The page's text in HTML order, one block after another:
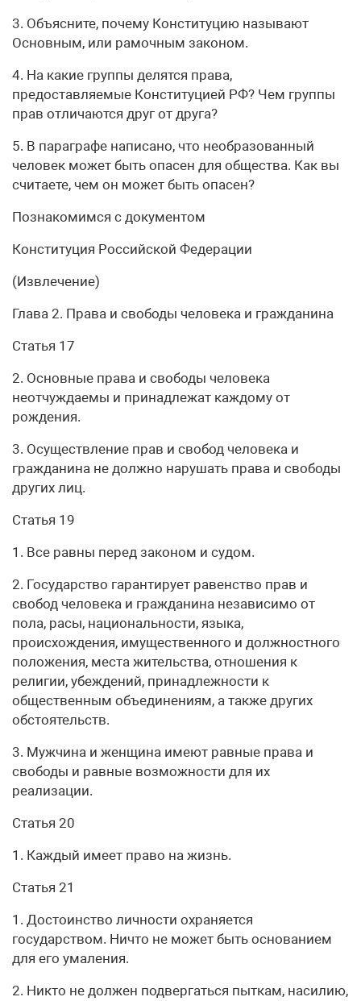
3. Объясните, почему Конституцию называют
Основным, или рамочным законом.
4. На какие группы делятся права,
предоставляемые Конституцией РФ? Чем группы
прав отличаются друг от друга?
5. В параграфе написано, что необразованный
человек может быть опасен для общества. Как вы
считаете, чем он может быть опасен?
Познакомимся с документом
Конституция Российской Федерации
(Извлечение)
Глава 2. Права и свободы человека и гражданина
Статья 17
2. Основные права и свободы человека
неотчуждаемы и принадлежат каждому от
рождения.
3. Осуществление прав и свобод человека и
гражданина не должно нарушать права и свободы
других лиц.
Статья 19
1. Все равны перед законом и судом.
2. Государство гарантирует равенство прав и
свобод человека и гражданина независимо от
пола, расы, национальности, языка,
происхождения, имущественного и должностного
положения, места жительства, отношения к
религии, убеждений, принадлежности к
общественным объединениям, а также других
обстоятельств.
3. Мужчина и женщина имеют равные права и
свободы и равные возможности для их
реализации.
Статья 20
1. Каждый имеет право на жизнь.
Статья 21
1. Достоинство личности охраняется
государством. Ничто не может быть основанием
для его умаления.
2. Никто не должен подвергаться пыткам, насилию,